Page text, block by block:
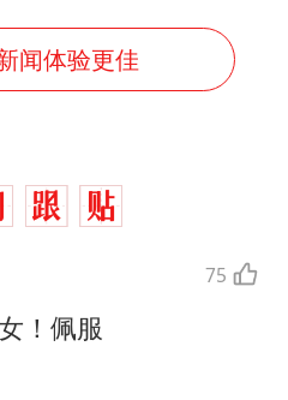
闻体验更佳
75
！佩服